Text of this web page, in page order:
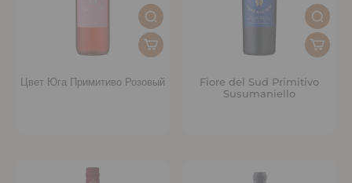
Цвет Юга Примитиво Розовый
Fiore del Sud Primitivo
Susumaniello